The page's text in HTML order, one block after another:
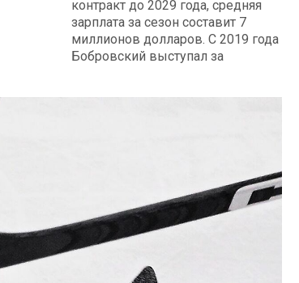
контракт до 2029 года, средняя
зарплата за сезон составит 7
миллионов долларов. С 2019 года
Бобровский выступал за